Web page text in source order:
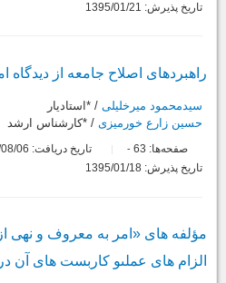
تاریخ پذیرش: 1395/01/21
راهبردهاى اصلاح جامعه از
سیدمحمود میرخلیلی / *استادیار
حسین زارع خورمیزی / *کارشناس ارشد
صفحه‌ها: 63
-
تاریخ دریافت: 1394/08/06
تاریخ پذیرش: 1395/01/18
مؤلفه هاى «امر به معروف و نهى از
الزام هاى عملىو کاربست هاى